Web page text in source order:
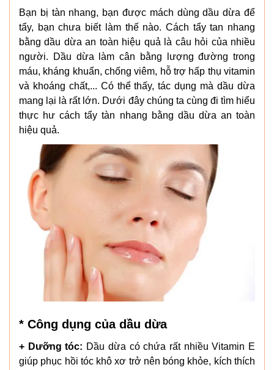
Bạn bị tàn nhang, bạn được mách dùng dầu dừa để
tẩy, bạn chưa biết làm thế nào. Cách tẩy tan nhang
bằng dầu dừa an toàn hiệu quả là câu hỏi của nhiều
người. Dầu dừa làm cân bằng lượng đường trong
máu, kháng khuẩn, chống viêm, hỗ trợ hấp thụ vitamin
và khoáng chất,... Có thể thấy, tác dụng mà dầu dừa
mang lại là rất lớn. Dưới đây chúng ta cùng đi tìm hiểu
thực hư cách tẩy tàn nhang bằng dầu dừa an toàn
hiệu quả.
* Công dụng của dầu dừa
+ Dưỡng tóc: Dầu dừa có chứa rất nhiều Vitamin E
giúp phục hồi tóc khô xơ trở nên bóng khỏe, kích thích